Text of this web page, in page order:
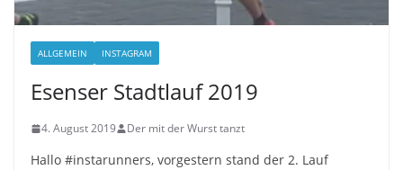
ALLGEMEIN INSTAGRAM
Esenser Stadtlauf 2019
4. August 2019 Der mit der Wurst tanzt
Hallo #instarunners, vorgestern stand der 2. Lauf